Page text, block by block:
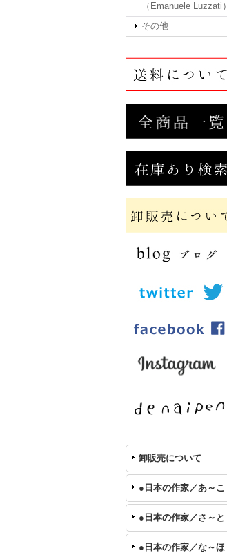
（Emanuele Luzzati）
その他
卸販売について
●日本の作家／あ～こ
●日本の作家／さ～と
●日本の作家／な～ほ